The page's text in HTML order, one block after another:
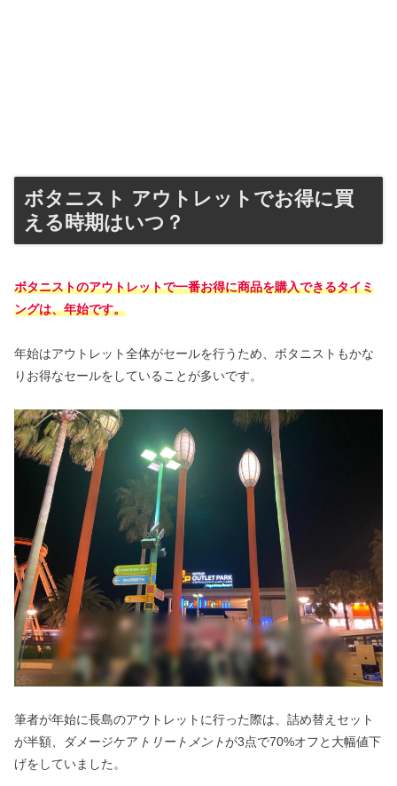
ボタニスト アウトレットでお得に買
える時期はいつ？
ボタニストのアウトレットで一番お得に商品を購入できるタイミ
ングは、年始です。
年始はアウトレット全体がセールを行うため、ボタニストもかな
りお得なセールをしていることが多いです。
筆者が年始に長島のアウトレットに行った際は、詰め替えセット
が半額、ダメージケア トリートメントが3点で70%オフと大幅値下
げをしていました。